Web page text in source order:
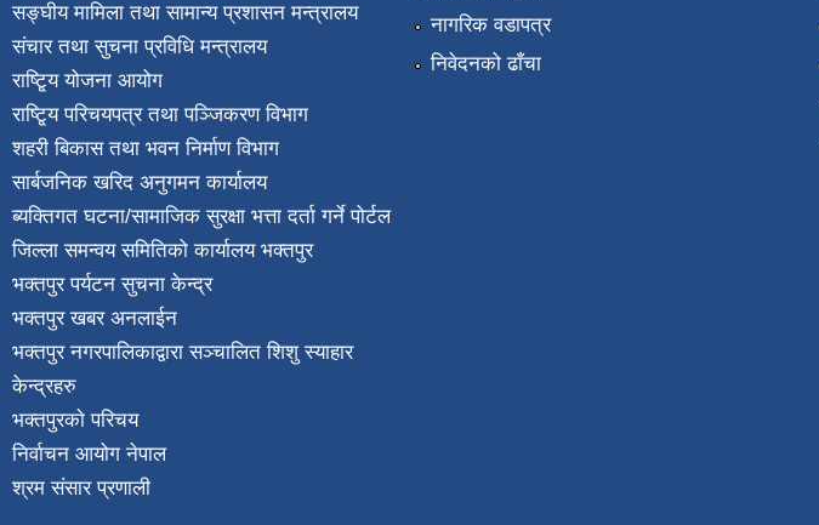
सङ्घीय मामिला तथा सामान्य प्रशासन मन्त्रालय
संचार तथा सुचना प्रविधि मन्त्रालय
राष्टि्ृय योजना आयोग
राष्टि्ृय परिचयपत्र तथा पञ्जिकरण विभाग
शहरी बिकास तथा भवन निर्माण विभाग
सार्बजनिक खरिद अनुगमन कार्यालय
ब्यक्तिगत घटना/सामाजिक सुरक्षा भत्ता दर्ता गर्ने पोर्टल
जिल्ला समन्वय समितिको कार्यालय भक्तपुर
भक्तपुर पर्यटन सुचना केन्द्र
भक्तपुर खबर अनलाईन
भक्तपुर नगरपालिकाद्वारा सञ्चालित शिशु स्याहार
केन्द्रहरु
भक्तपुरकाे परिचय
निर्वाचन आयोग नेपाल
श्रम संसार प्रणाली
नागरिक वडापत्र
निवेदनको ढाँचा